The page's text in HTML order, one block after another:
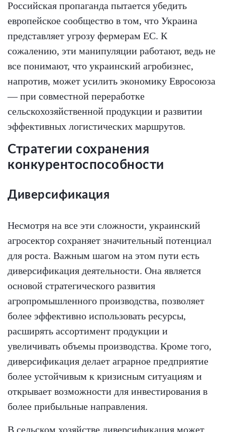
Российская пропаганда пытается убедить
европейское сообщество в том, что Украина
представляет угрозу фермерам ЕС. К
сожалению, эти манипуляции работают, ведь не
все понимают, что украинский агробизнес,
напротив, может усилить экономику Евросоюза
— при совместной переработке
сельскохозяйственной продукции и развитии
эффективных логистических маршрутов.
Стратегии сохранения
конкурентоспособности
Диверсификация
Несмотря на все эти сложности, украинский
агросектор сохраняет значительный потенциал
для роста. Важным шагом на этом пути есть
диверсификация деятельности. Она является
основой стратегического развития
агропромышленного производства, позволяет
более эффективно использовать ресурсы,
расширять ассортимент продукции и
увеличивать объемы производства. Кроме того,
диверсификация делает аграрное предприятие
более устойчивым к кризисным ситуациям и
открывает возможности для инвестирования в
более прибыльные направления.
В сельском хозяйстве диверсификация может